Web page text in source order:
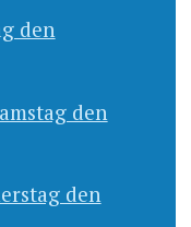
den
den
den